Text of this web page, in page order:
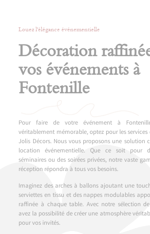
Louez l'élégance événementielle
Décoration
vos événements à
Fontenille
Pour faire de votre événement à
véritablement mémorable, optez pour les services
Jolis Décors. Nous vous proposons une solution
location événementielle. Que ce soit pour
séminaires ou des soirées privées, notre vaste
réception répondra à tous vos besoins.
Imaginez des arches à ballons ajoutant une
serviettes en tissu et des nappes modulables
raffinée à chaque table. Avec notre sélection
avez la possibilité de créer une atmosphère
pour vos invités.